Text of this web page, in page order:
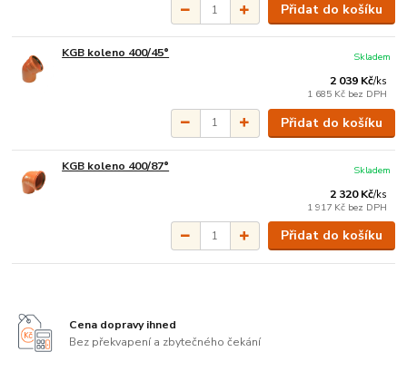
Přidat do košíku
KGB koleno 400/45°
2 039 Kč/ks
1 685 Kč bez DPH
Skladem
Přidat do košíku
KGB koleno 400/87°
2 320 Kč/ks
1 917 Kč bez DPH
Skladem
Přidat do košíku
Cena dopravy ihned
Bez překvapení a zbytečného čekání